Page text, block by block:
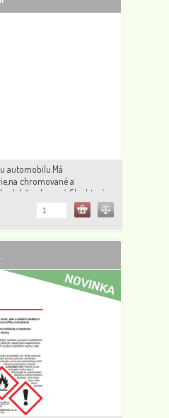
automobilu.Má
chromované a
ochranný film,který